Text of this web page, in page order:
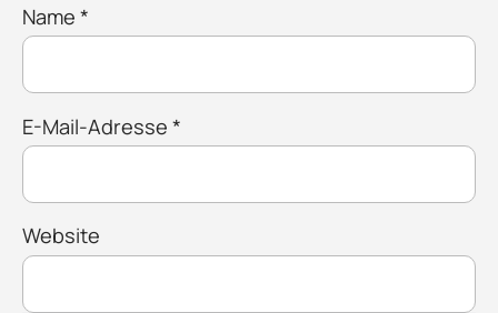
Name *
E-Mail-Adresse *
Website